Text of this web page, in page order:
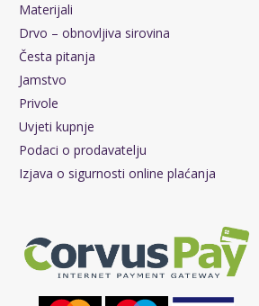
Materijali
Drvo – obnovljiva sirovina
Česta pitanja
Jamstvo
Privole
Uvjeti kupnje
Podaci o prodavatelju
Izjava o sigurnosti online plaćanja